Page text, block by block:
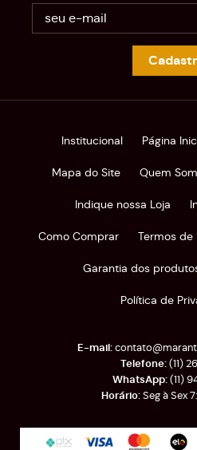
Institucional Página
Mapa do Site Quem
Indique nossa Loja
Como Comprar Termos de
Garantia dos
Política de
(11)
(11)
Seg à Sex